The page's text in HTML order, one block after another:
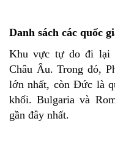
Danh sách các quốc
Khu vực tự do đi lại
Châu Âu. Trong đó,
lớn nhất, còn Đức là
khối. Bulgaria và
gần đây nhất.